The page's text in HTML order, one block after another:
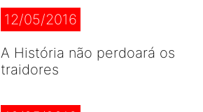
12/05/2016
A História não perdoará os
traidores